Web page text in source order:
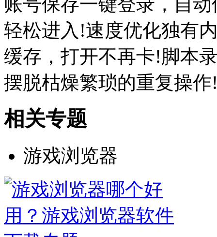
轻松进入!速度优化独有
缓存，打开不再卡!脚本
摆脱枯燥繁琐的重复操作
相关专题
游戏浏览器